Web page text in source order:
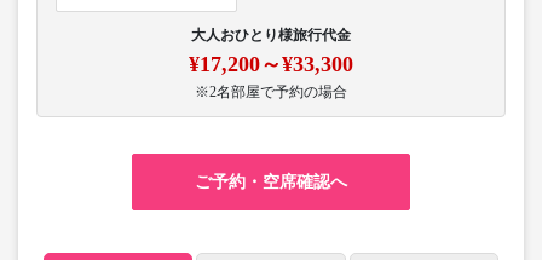
大人おひとり様旅行代金
¥17,200～¥33,300
※2名部屋で予約の場合
ご予約・空席確認へ